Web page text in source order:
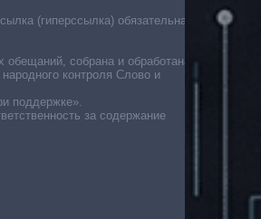
(гиперссылка) обязательна
собрана и обработана
контроля Слово и
поддержке».
за содержание